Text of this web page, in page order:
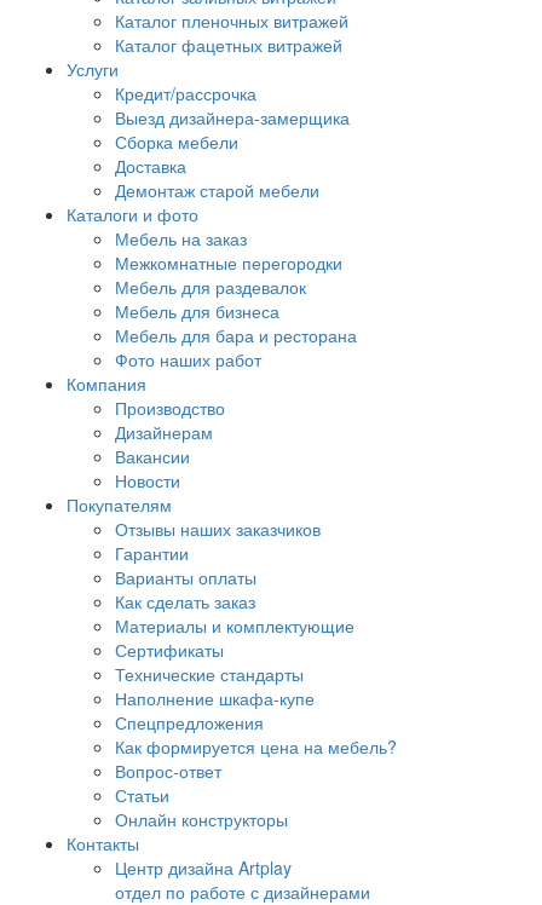
Каталог пленочных витражей
Каталог фацетных витражей
Услуги
Кредит/рассрочка
Выезд дизайнера-замерщика
Сборка мебели
Доставка
Демонтаж старой мебели
Каталоги и фото
Мебель на заказ
Межкомнатные перегородки
Мебель для раздевалок
Мебель для бизнеса
Мебель для бара и ресторана
Фото наших работ
Компания
Производство
Дизайнерам
Вакансии
Новости
Покупателям
Отзывы наших заказчиков
Гарантии
Варианты оплаты
Как сделать заказ
Материалы и комплектующие
Сертификаты
Технические стандарты
Наполнение шкафа-купе
Спецпредложения
Как формируется цена на мебель?
Вопрос-ответ
Статьи
Онлайн конструкторы
Контакты
Центр дизайна Artplay
отдел по работе с дизайнерами